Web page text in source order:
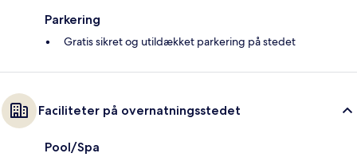
Parkering
Gratis sikret og utildækket parkering på stedet
Faciliteter på overnatningsstedet
Pool/Spa